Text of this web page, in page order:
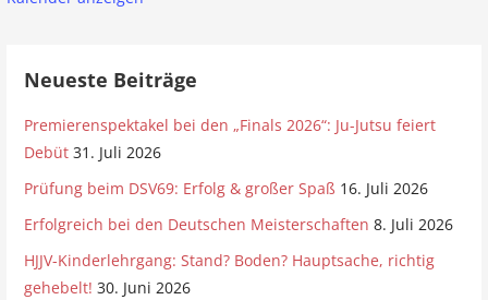
t
n
Neueste Beiträge
Premierenspektakel bei den „Finals 2026“: Ju-Jutsu feiert
Debüt 31. Juli 2026
Prüfung beim DSV69: Erfolg & großer Spaß 16. Juli 2026
Erfolgreich bei den Deutschen Meisterschaften 8. Juli 2026
HJJV-Kinderlehrgang: Stand? Boden? Hauptsache, richtig
gehebelt! 30. Juni 2026